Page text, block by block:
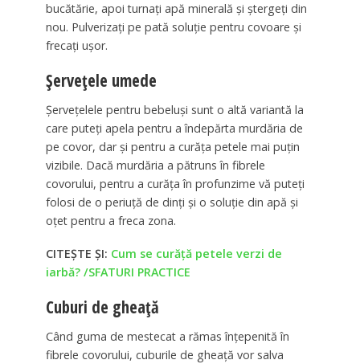
bucătărie, apoi turnaţi apă minerală şi ştergeţi din
nou. Pulverizaţi pe pată soluţie pentru covoare şi
frecaţi uşor.
Șervețele umede
Şerveţelele pentru bebeluşi sunt o altă variantă la
care puteţi apela pentru a îndepărta murdăria de
pe covor, dar şi pentru a curăţa petele mai puţin
vizibile. Dacă murdăria a pătruns în fibrele
covorului, pentru a curăţa în profunzime vă puteţi
folosi de o periuţă de dinţi şi o soluţie din apă şi
oţet pentru a freca zona.
CITEȘTE ȘI: Cum se curăță petele verzi de
iarbă? /SFATURI PRACTICE
Cuburi de gheață
Când guma de mestecat a rămas înţepenită în
fibrele covorului, cuburile de gheaţă vor salva